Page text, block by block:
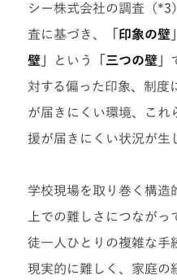
シー株式会社の調査（*3
査に基づき、
「印象の
壁」
という 「三つの壁」
対する偏った印象、制度
が届きにくい環境、これ
援が届きにくい状況が生
学校現場を取り巻く構造
上での難しさにつなが
徒一人ひとりの複雑な手
現実的に難しく、家庭の